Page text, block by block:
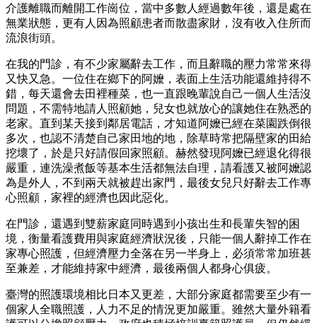
介護離職而離開工作崗位，當中多數人經過數年後，還是處在
無業狀態，更有人因為照顧患者而散盡家財，沒有收入住所而
流浪街頭。
在我的門診，有不少家屬辭去工作，而且辭職的壓力常常來得
又快又急。一位住在鄉下的阿嬤，表面上生活功能還維持得不
錯，每天還會去田裡種菜，也一直跟晚輩說自己一個人生活沒
問題，不需特地請人照顧她，兒女也就放心的讓她住在熟悉的
老家。直到某天接到鄰居電話，才知道阿嬤已經在菜園跌倒很
多次，也認不清楚自己家田地的地，除草時常把隔壁家的田給
挖壞了，於是只好請假回家照顧。赫然發現阿嬤已經退化得很
嚴重，連洗澡煮飯等基本生活都無法自理，請看護又被阿嬤認
為是外人，不到兩天就被趕出家門，最後女兒只好辭去工作專
心照顧，家裡的經濟也因此惡化。
在門診，還遇到雙薪家庭同時遇到小孩出生和長輩失智的困
境，衡量看護費用與家庭經濟狀況後，只能一個人辭掉工作在
家專心照護，但經濟壓力全落在另一半身上，必須常常加班甚
至兼差，才能維持家中經濟，最後兩個人都身心俱疲。
臺灣的照護環境相比日本又更差，大部分家庭都需要至少有一
個家人全職照護，人力不足的情況更加嚴重。雖然大量外籍看